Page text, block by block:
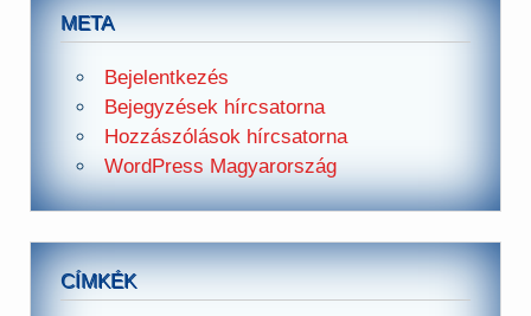
META
Bejelentkezés
Bejegyzések hírcsatorna
Hozzászólások hírcsatorna
WordPress Magyarország
CÍMKÉK